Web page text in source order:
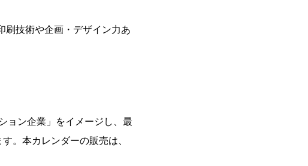
刷技術や企画・デザイン力あ
ョン企業」をイメージし、最
。本カレンダーの販売は、